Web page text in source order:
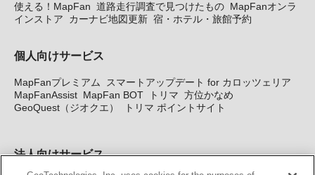
使える！MapFan 道路走行調査で見つけたもの MapFanオンラ
インストア
カーナビ地図更新 宿・ホテル・旅館予約
個人向けサービス
MapFanプレミアム
スマートアップデート for カロッツェリア
MapFanAssist MapFan BOT トリマ 方位かなめ
GeoQuest（ジオクエ）
トリマ ポイントサイト
法人向けサービス